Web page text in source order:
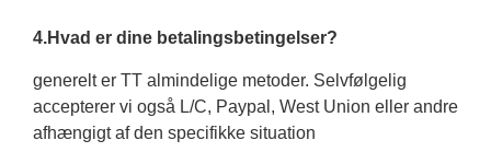
4.Hvad er dine betalingsbetingelser?
generelt er TT almindelige metoder. Selvfølgelig
accepterer vi også L/C, Paypal, West Union eller andre
afhængigt af den specifikke situation